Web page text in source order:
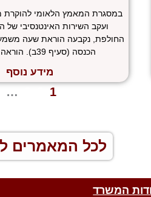
במסגרת המאמץ הלאומי להוקרת
ועקב השירות האינטנסיבי של
החולפת, נקבעה הוראת שעה
הכנסה (סעיף 39ב). הוראה זו מעניקה
מידע נוסף
1
…
לכל המאמרים
המשרד